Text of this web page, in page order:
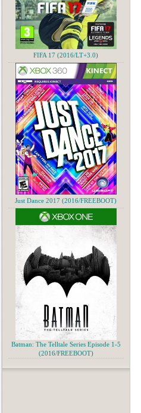
FIFA 17 (2016/LT+3.0)
Just Dance 2017 (2016/FREEBOOT)
Batman: The Telltale Series Episode 1-5
(2016/FREEBOOT)